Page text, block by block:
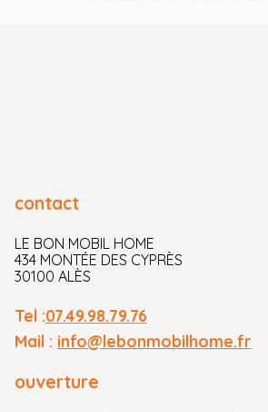
contact
LE BON MOBIL HOME
434 MONTÉE DES CYPRÈS
30100 ALÈS
Tel :07.49.98.79.76
Mail : info@lebonmobilhome.fr
ouverture